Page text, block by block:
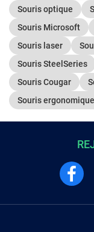
Souris optique
Souris Microsoft
Souris laser
Souris SteelSeries
Souris Cougar
Souris ergonomique